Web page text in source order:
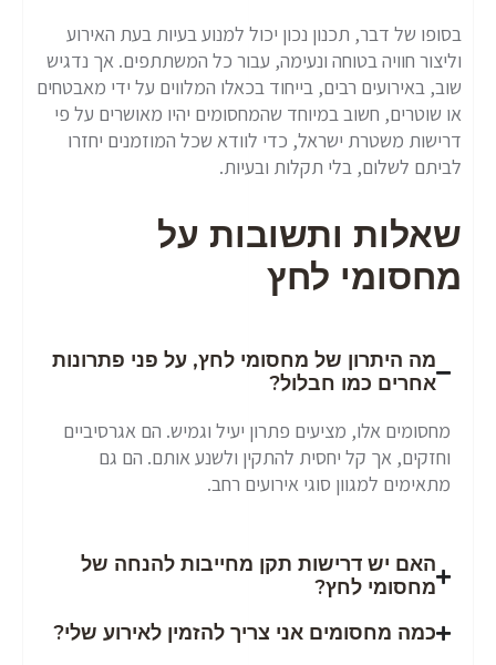
בסופו של דבר, תכנון נכון יכול למנוע בעיות בעת האירוע
וליצור חוויה בטוחה ונעימה, עבור כל המשתתפים. אך נדגיש
שוב, באירועים רבים, בייחוד בכאלו המלווים על ידי מאבטחים
או שוטרים, חשוב במיוחד שהמחסומים יהיו מאושרים על פי
דרישות משטרת ישראל, כדי לוודא שכל המוזמנים יחזרו
לביתם לשלום, בלי תקלות ובעיות.
שאלות ותשובות על
מחסומי לחץ
מה היתרון של מחסומי לחץ, על פני פתרונות
אחרים כמו חבלול?
מחסומים אלו, מציעים פתרון יעיל וגמיש. הם אגרסיביים
וחזקים, אך קל יחסית להתקין ולשנע אותם. הם גם
מתאימים למגוון סוגי אירועים רחב.
האם יש דרישות תקן מחייבות להנחה של
מחסומי לחץ?
כמה מחסומים אני צריך להזמין לאירוע שלי?